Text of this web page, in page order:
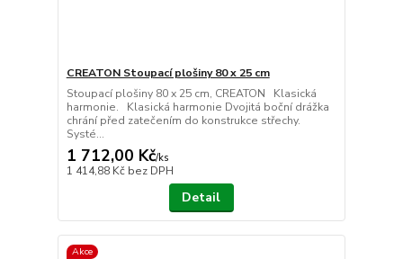
CREATON Stoupací plošiny 80 x 25 cm
Stoupací plošiny 80 x 25 cm, CREATON Klasická
harmonie. Klasická harmonie Dvojitá boční drážka
chrání před zatečením do konstrukce střechy.
Systé...
1 712,00 Kč/ks
1 414,88 Kč bez DPH
Detail
Akce